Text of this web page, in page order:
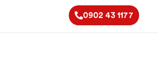
0902 43 1177